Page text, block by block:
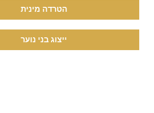
הטרדה מינית
ייצוג בני נוער